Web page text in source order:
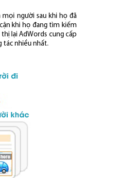
người sau khi họ đã
khi họ đang tìm kiếm
lại AdWords cung cấp
tác nhiều nhất.